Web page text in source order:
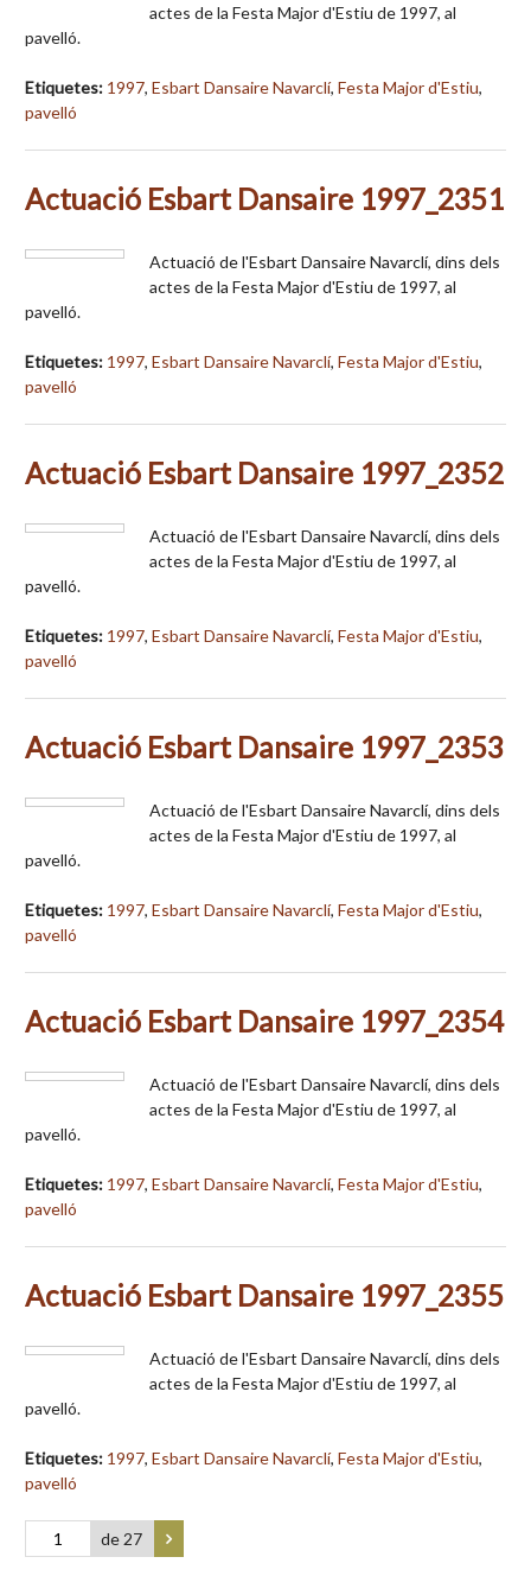
actes de la Festa Major d'Estiu de 1997, al
pavelló.
Etiquetes: 1997, Esbart Dansaire Navarclí, Festa Major d'Estiu,
pavelló
Actuació Esbart Dansaire 1997_2351
Actuació de l'Esbart Dansaire Navarclí, dins dels
actes de la Festa Major d'Estiu de 1997, al
pavelló.
Etiquetes: 1997, Esbart Dansaire Navarclí, Festa Major d'Estiu,
pavelló
Actuació Esbart Dansaire 1997_2352
Actuació de l'Esbart Dansaire Navarclí, dins dels
actes de la Festa Major d'Estiu de 1997, al
pavelló.
Etiquetes: 1997, Esbart Dansaire Navarclí, Festa Major d'Estiu,
pavelló
Actuació Esbart Dansaire 1997_2353
Actuació de l'Esbart Dansaire Navarclí, dins dels
actes de la Festa Major d'Estiu de 1997, al
pavelló.
Etiquetes: 1997, Esbart Dansaire Navarclí, Festa Major d'Estiu,
pavelló
Actuació Esbart Dansaire 1997_2354
Actuació de l'Esbart Dansaire Navarclí, dins dels
actes de la Festa Major d'Estiu de 1997, al
pavelló.
Etiquetes: 1997, Esbart Dansaire Navarclí, Festa Major d'Estiu,
pavelló
Actuació Esbart Dansaire 1997_2355
Actuació de l'Esbart Dansaire Navarclí, dins dels
actes de la Festa Major d'Estiu de 1997, al
pavelló.
Etiquetes: 1997, Esbart Dansaire Navarclí, Festa Major d'Estiu,
pavelló
de 27